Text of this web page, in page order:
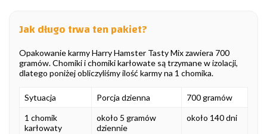
Jak długo trwa ten pakiet?
Opakowanie karmy Harry Hamster Tasty Mix zawiera 700
gramów. Chomiki i chomiki karłowate są trzymane w izolacji,
dlatego poniżej obliczyliśmy ilość karmy na 1 chomika.
Sytuacja Porcja dzienna
700 gramów
1 chomik
karłowaty
około 5 gramów
dziennie
około 140 dni